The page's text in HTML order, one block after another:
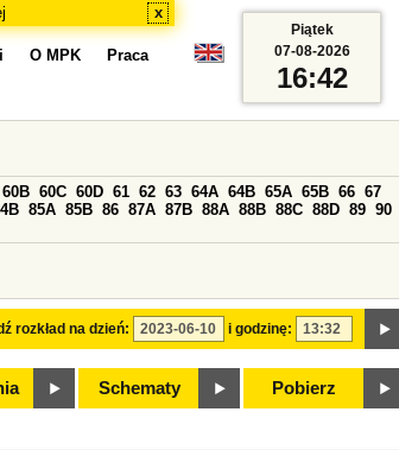
x
O MPK Praca
rozkład na dzień: i godzinę:
60B 60C 60D 61 62 63 64A 64B 65A 65B 66 67
85A 85B 86 87A 87B 88A 88B 88C 88D 89 90
Schematy Pobierz
Piątek
07-08-2026
16:42